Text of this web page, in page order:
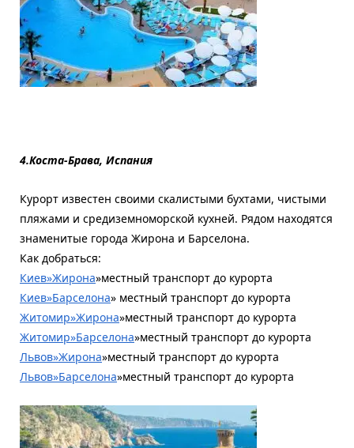
4.Коста-Брава, Испания
Курорт известен своими скалистыми бухтами, чистыми
пляжами и средиземноморской кухней. Рядом находятся
знаменитые города Жирона и Барселона.
Как добраться:
Киев»Жирона»местный транспорт до курорта
Киев»Барселона» местный транспорт до курорта
Житомир»Жирона»местный транспорт до курорта
Житомир»Барселона»местный транспорт до курорта
Львов»Жирона»местный транспорт до курорта
Львов»Барселона»местный транспорт до курорта